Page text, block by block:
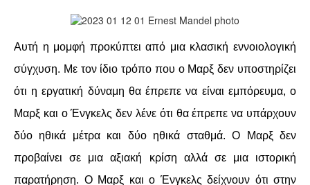
ΑΣΊΑ / ΩΚΕΑΝΊΑ
ΕΡΓΑΤΙΚΌ ΚΊΝΗΜΑ
ΚΙΝΗΤΟΠΟΙΉΣΕΙΣ
Αυτή η μομφή προκύπτει από μια κλασική εννοιολογική
σύγχυση. Με τον ίδιο τρόπο που ο Μαρξ δεν υποστηρίζει
ότι η εργατική δύναμη θα έπρεπε να είναι εμπόρευμα, ο
Μαρξ και ο Ένγκελς δεν λένε ότι θα έπρεπε να υπάρχουν
δύο ηθικά μέτρα και δύο ηθικά σταθμά. Ο Μαρξ δεν
προβαίνει σε μια αξιακή κρίση αλλά σε μια ιστορική
παρατήρηση. Ο Μαρξ και ο Ένγκελς δείχνουν ότι στην